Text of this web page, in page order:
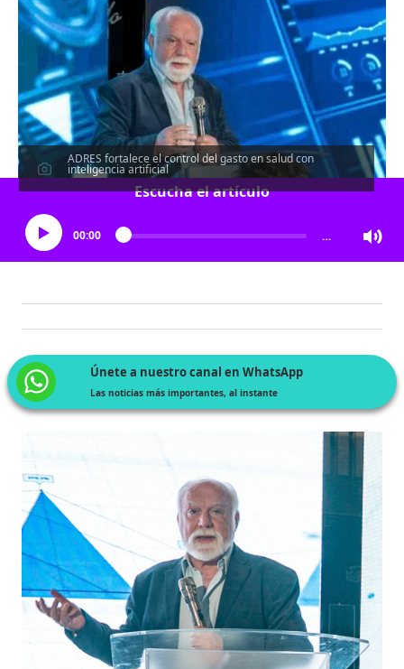
ADRES fortalece el control del gasto en salud con
inteligencia artificial
Escucha el artículo
00:00 …
Únete a nuestro canal en WhatsApp
Las noticias más importantes, al instante